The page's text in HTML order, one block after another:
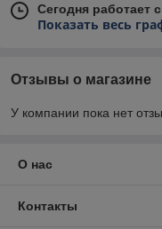
Сегодня работает
Показать весь
Отзывы о магазине
У компании пока нет
О нас
Контакты